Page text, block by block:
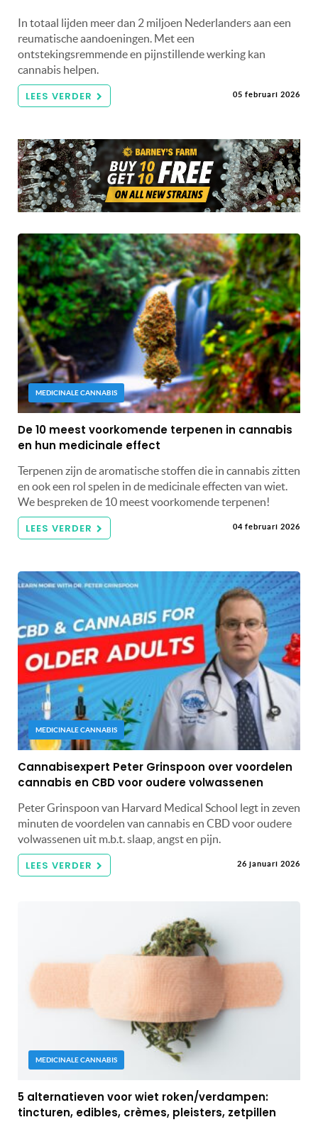
In totaal lijden meer dan 2 miljoen Nederlanders aan een
reumatische aandoeningen. Met een
ontstekingsremmende en pijnstillende werking kan
cannabis helpen.
LEES VERDER 05 februari 2026
MEDICINALE CANNABIS
De 10 meest voorkomende terpenen in cannabis
en hun medicinale effect
Terpenen zijn de aromatische stoffen die in cannabis zitten
en ook een rol spelen in de medicinale effecten van wiet.
We bespreken de 10 meest voorkomende terpenen!
LEES VERDER 04 februari 2026
MEDICINALE CANNABIS
Cannabisexpert Peter Grinspoon over voordelen
cannabis en CBD voor oudere volwassenen
Peter Grinspoon van Harvard Medical School legt in zeven
minuten de voordelen van cannabis en CBD voor oudere
volwassenen uit m.b.t. slaap, angst en pijn.
LEES VERDER 26 januari 2026
MEDICINALE CANNABIS
5 alternatieven voor wiet roken/verdampen:
tincturen, edibles, crèmes, pleisters, zetpillen